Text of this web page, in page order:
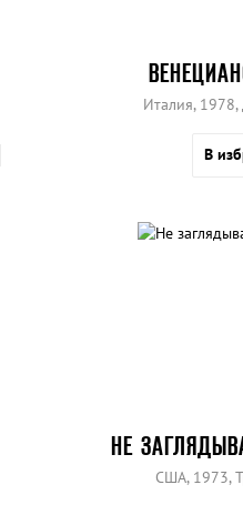
Италия, 1978,
В
НЕ
США, 1973,